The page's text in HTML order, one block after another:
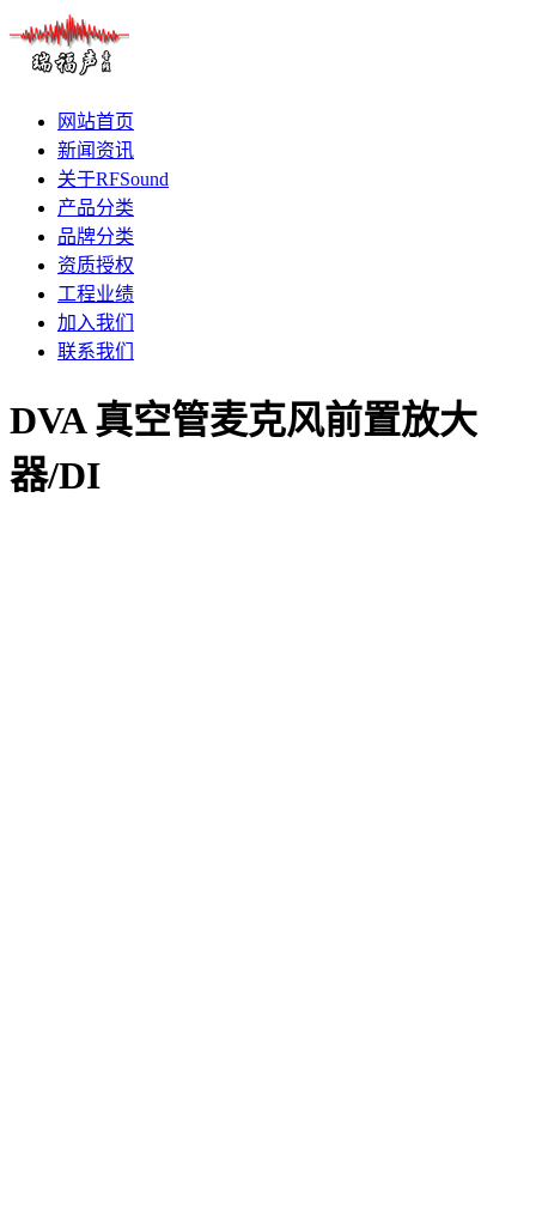
网站首页
新闻资讯
关于RFSound
产品分类
品牌分类
资质授权
工程业绩
加入我们
联系我们
DVA 真空管麦克风前置放大
器/DI